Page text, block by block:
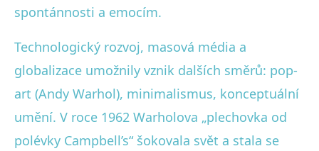
spontánnosti a emocím.
Technologický rozvoj, masová média a
globalizace umožnily vznik dalších směrů: pop-
art (Andy Warhol), minimalismus, konceptuální
umění. V roce 1962 Warholova „plechovka od
polévky Campbell’s“ šokovala svět a stala se